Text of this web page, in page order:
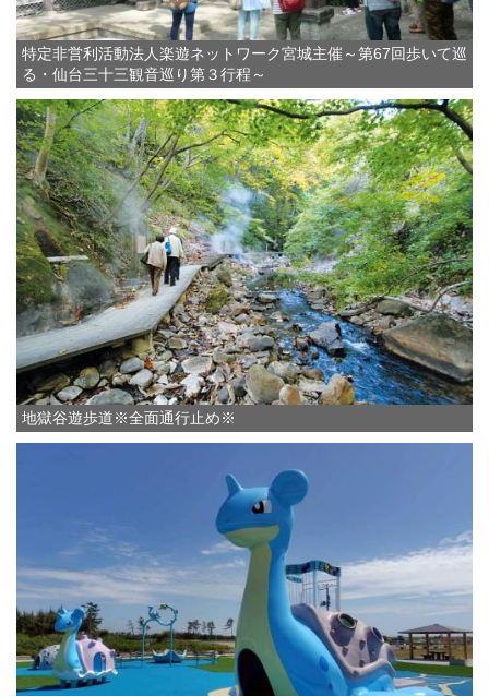
特定非営利活動法人楽遊ネットワーク宮城主催～第67回歩いて巡
る・仙台三十三観音巡り第３行程～
地獄谷遊歩道※全面通行止め※